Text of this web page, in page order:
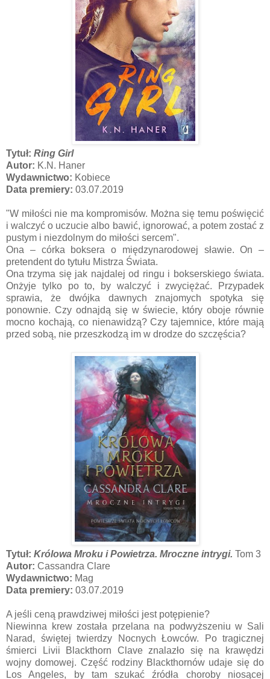
Tytuł: Ring Girl
Autor: K.N. Haner
Wydawnictwo: Kobiece
Data premiery: 03.07.2019
"W miłości nie ma kompromisów. Można się temu poświęcić
i walczyć o uczucie albo bawić, ignorować, a potem zostać z
pustym i niezdolnym do miłości sercem".
Ona – córka boksera o międzynarodowej sławie. On –
pretendent do tytułu Mistrza Świata.
Ona trzyma się jak najdalej od ringu i bokserskiego świata.
Onżyje tylko po to, by walczyć i zwyciężać. Przypadek
sprawia, że dwójka dawnych znajomych spotyka się
ponownie. Czy odnajdą się w świecie, który oboje równie
mocno kochają, co nienawidzą? Czy tajemnice, które mają
przed sobą, nie przeszkodzą im w drodze do szczęścia?
Tytuł: Królowa Mroku i Powietrza. Mroczne intrygi. Tom 3
Autor: Cassandra Clare
Wydawnictwo: Mag
Data premiery: 03.07.2019
A jeśli ceną prawdziwej miłości jest potępienie?
Niewinna krew została przelana na podwyższeniu w Sali
Narad, świętej twierdzy Nocnych Łowców. Po tragicznej
śmierci Livii Blackthorn Clave znalazło się na krawędzi
wojny domowej. Część rodziny Blackthornów udaje się do
Los Angeles, by tam szukać źródła choroby niosącej